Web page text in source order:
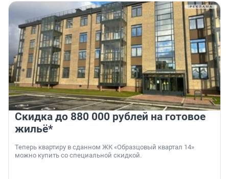
Скидка до 880 000 рублей на готовое
жильё*
Теперь квартиру в сданном ЖК «Образцовый квартал 14»
можно купить со специальной скидкой.